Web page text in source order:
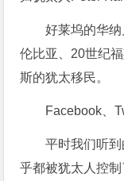
好莱坞的华
伦比亚、20世纪
斯的犹太移民。
Facebook、
平时我们听
乎都被犹太人控制